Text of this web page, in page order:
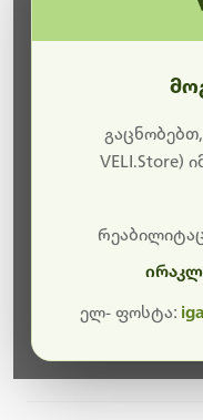
ბოდიშს
მიმდინარეობს
მალე ისევ
VELI.Store)
ელ- ფოსტა: